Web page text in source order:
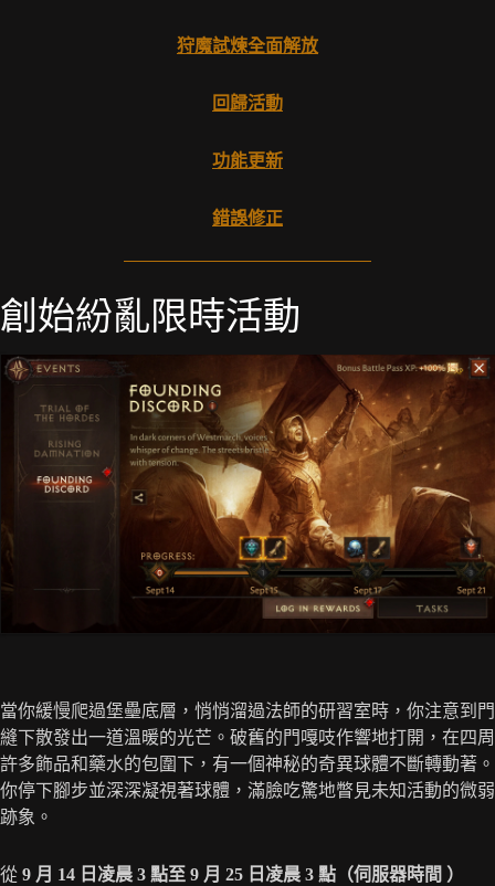
狩魔試煉全面解放
回歸活動
功能更新
錯誤修正
創始紛亂限時活動
當你緩慢爬過堡壘底層，悄悄溜過法師的研習室時，你注意到門
縫下散發出一道溫暖的光芒。破舊的門嘎吱作響地打開，在四周
許多飾品和藥水的包圍下，有一個神秘的奇異球體不斷轉動著。
你停下腳步並深深凝視著球體，滿臉吃驚地瞥見未知活動的微弱
跡象。
從 9 月 14 日凌晨 3 點至 9 月 25 日凌晨 3 點（伺服器時間 ）